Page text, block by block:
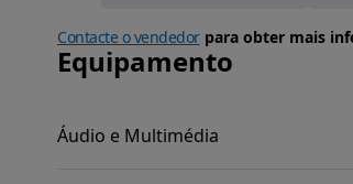
Contacte o vendedorpara obter mais
Equipamento
Áudio e Multimédia